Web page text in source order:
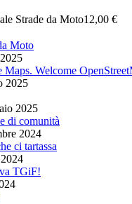
Strade da Moto12,00 €
Moto
Welcome
2025
2025
di comunità
2024
ci tartassa
TGiF!